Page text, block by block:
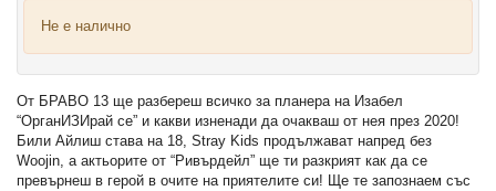
Не е налично
От БРАВО 13 ще разбереш всичко за планера на Изабел
“ОрганИЗИрай се” и какви изненади да очакваш от нея през 2020!
Били Айлиш става на 18, Stray Kids продължават напред без
Woojin, а актьорите от “Ривърдейл” ще ти разкрият как да се
превърнеш в герой в очите на приятелите си! Ще те запознаем със